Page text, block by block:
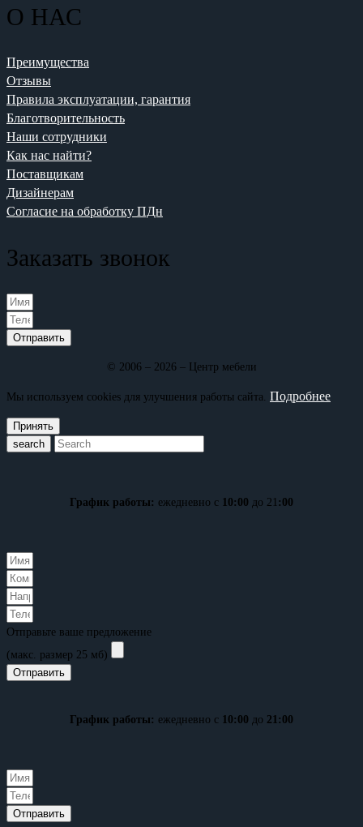
О НАС
Преимущества
Отзывы
Правила эксплуатации, гарантия
Благотворительность
Наши сотрудники
Как нас найти?
Поставщикам
Дизайнерам
Согласие на обработку ПДн
Заказать звонок
Отправить
© 2006 – 2026 – Центр мебели
Мы используем cookies для улучшения работы сайта. Подробнее
Принять
search
График работы: ежедневно с 10:00 до 21 :00
Отправьте ваше предложение
(макс. размер 25 мб)
Отправить
График работы: ежедневно с 10:00 до 21:00
Отправить